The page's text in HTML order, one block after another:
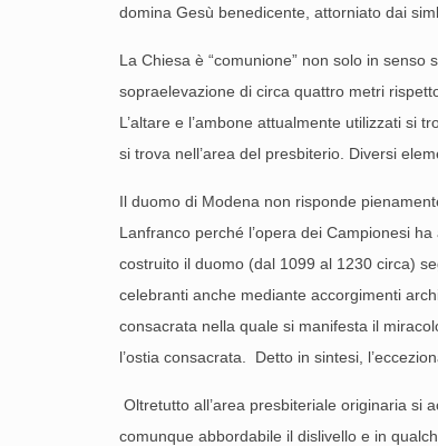
domina Gesù benedicente, attorniato dai
La Chiesa è “comunione” non solo in
sopraelevazione di circa quattro metri
L’altare e l’ambone attualmente utilizzati si
si trova nell’area del presbiterio. Diversi
Il duomo di Modena non risponde
Lanfranco perché l’opera dei Campionesi
costruito il duomo (dal 1099 al 1230 circa)
celebranti anche mediante accorgimenti
consacrata nella quale si manifesta il
l’ostia consacrata. Detto in sintesi,
Oltretutto all’area presbiteriale originaria
comunque abbordabile il dislivello e in